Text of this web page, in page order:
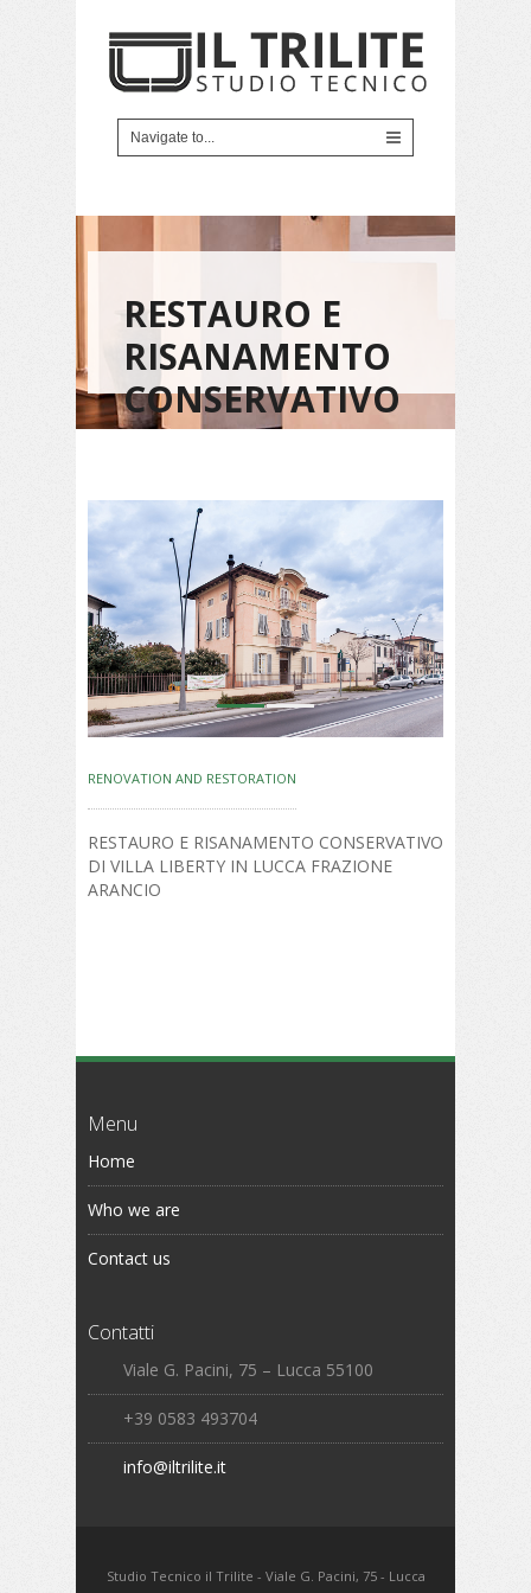
RESTAURO E
RISANAMENTO
CONSERVATIVO
DI VILLA
LUCCA
FRAZIONE
ARANCIO
1 2
RENOVATION AND RESTORATION
RESTAURO E RISANAMENTO CONSERVATIVO
DI VILLA LIBERTY IN LUCCA FRAZIONE
ARANCIO
Menu
Home
Who we are
Contact us
Contatti
Viale G. Pacini, 75 – Lucca 55100
+39 0583 493704
info@iltrilite.it
Studio Tecnico il Trilite - Viale G. Pacini, 75 - Lucca